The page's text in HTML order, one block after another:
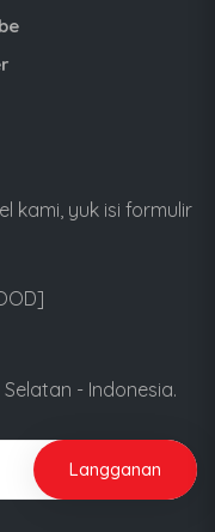
kami, yuk isi formulir
- Indonesia.
Langganan